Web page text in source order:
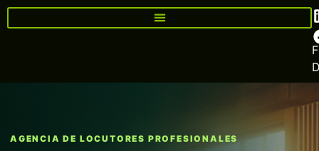
AGENCIA DE LOCUTORES PROFESIONALES